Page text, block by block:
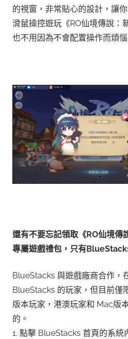
的視窗，非常貼心的設計，讓
滑鼠操控遊玩《RO仙境傳說：
也不用因為不會配置操作而煩惱
還有不要忘記領取《RO仙境傳
專屬遊戲禮包，只有
BlueStacks 與遊戲廠商合作，
BlueStacks 的玩家，但目前僅
版本玩家，港澳玩家和 Mac版
的。
1. 點擊 BlueStacks 首頁的系統